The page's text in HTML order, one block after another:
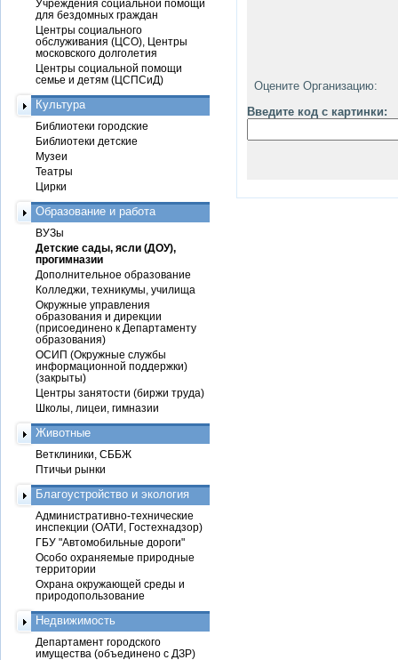
Оцените Организацию:
Введите код с картинки:
Учреждения социальной помощи
для бездомных граждан
Центры социального
обслуживания (ЦСО), Центры
московского долголетия
Центры социальной помощи
семье и детям (ЦСПСиД)
Культура
Библиотеки городские
Библиотеки детские
Музеи
Театры
Цирки
Образование и работа
ВУЗы
Детские сады, ясли (ДОУ),
прогимназии
Дополнительное образование
Колледжи, техникумы, училища
Окружные управления
образования и дирекции
(присоединено к Департаменту
образования)
ОСИП (Окружные службы
информационной поддержки)
(закрыты)
Центры занятости (биржи труда)
Школы, лицеи, гимназии
Животные
Ветклиники, СББЖ
Птичьи рынки
Благоустройство и экология
Административно-технические
инспекции (ОАТИ, Гостехнадзор)
ГБУ "Автомобильные дороги"
Особо охраняемые природные
территории
Охрана окружающей среды и
природопользование
Недвижимость
Департамент городского
имущества (объединено с ДЗР)